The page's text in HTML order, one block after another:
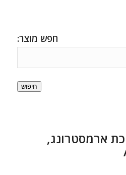
חפש מוצר:
חיפוש
ארמסטרונג,